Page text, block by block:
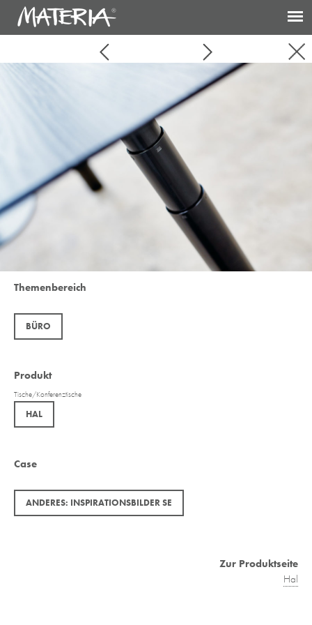
Themenbereich
BÜRO
Produkt
Tische/Konferenztische
HAL
Case
ANDERES: INSPIRATIONSBILDER SE
Zur Produktseite
Hal